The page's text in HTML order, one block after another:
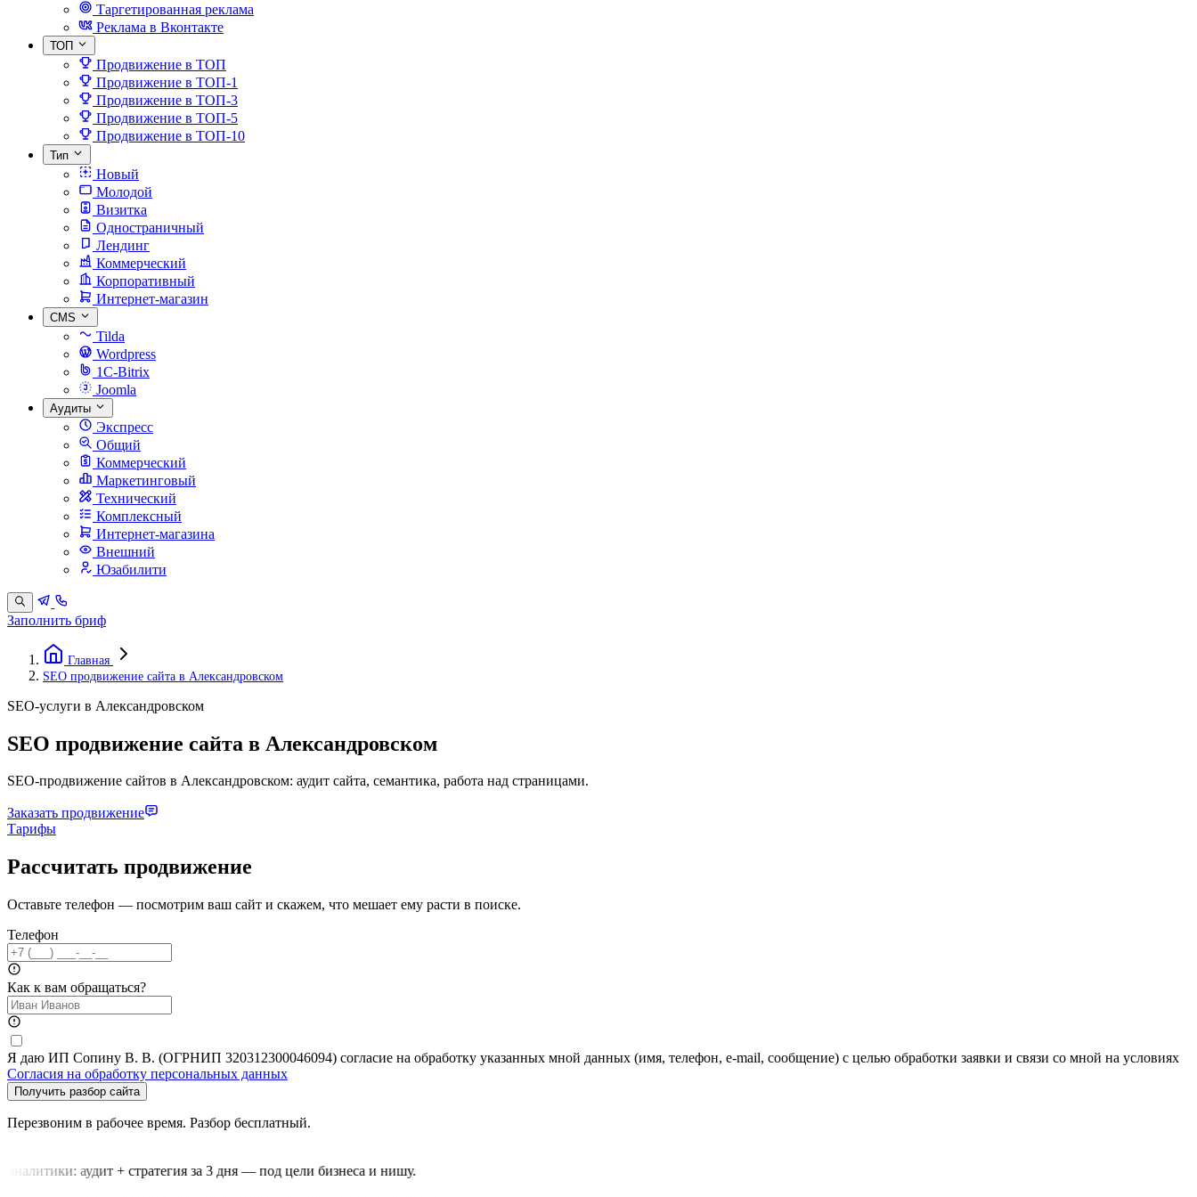
Таргетированная реклама
Реклама в Вконтакте
ТОП
Продвижение в ТОП
Продвижение в ТОП-1
Продвижение в ТОП-3
Продвижение в ТОП-5
Продвижение в ТОП-10
Тип
Новый
Молодой
Визитка
Одностраничный
Лендинг
Коммерческий
Корпоративный
Интернет-магазин
CMS
Tilda
Wordpress
1C-Bitrix
Joomla
Аудиты
Экспресс
Общий
Коммерческий
Маркетинговый
Технический
Комплексный
Интернет-магазина
Внешний
Юзабилити
Заполнить бриф
Главная
SEO продвижение сайта в Александровском
SEO-услуги в Александровском
SEO продвижение сайта в Александровском
SEO-продвижение сайтов в Александровском: аудит сайта, семантика, работа над страницами.
Заказать продвижение
Тарифы
Рассчитать продвижение
Оставьте телефон — посмотрим ваш сайт и скажем, что мешает ему расти в поиске.
Телефон
Как к вам обращаться?
Я даю ИП Сопину В. В. (ОГРНИП 320312300046094) согласие на обработку указанных мной данных (имя, телефон, e-mail, сообщение) с целью обработки заявки и связи со мной на условиях
Согласия на обработку персональных данных
Получить разбор сайта
Перезвоним в рабочее время. Разбор бесплатный.
аудит + стратегия за 3 дня — под цели бизнеса и нишу.